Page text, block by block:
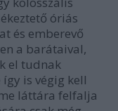
óriás
és emberevő
a barátaival,
el tudnak
is végig kell
láttára felfalja